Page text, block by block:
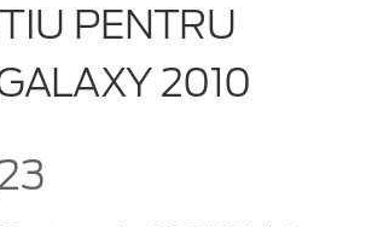
PENTRU
2010